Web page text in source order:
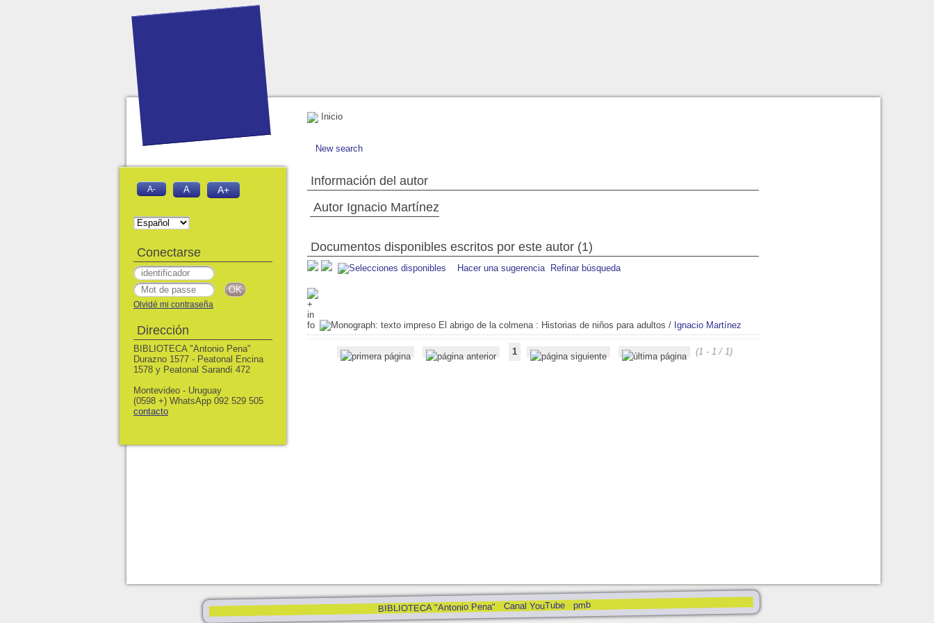
Inicio
New search
Información del autor
Autor Ignacio Martínez
Documentos disponibles escritos por este autor (1)
Hacer una sugerencia Refinar búsqueda
El abrigo de la colmena : Historias de niños para adultos / Ignacio Martínez
1 (1 - 1 / 1)
BIBLIOTECA "Antonio Pena" Canal YouTube pmb
A- A A+
Conectarse
Olvidé mi contraseña
Dirección
BIBLIOTECA "Antonio Pena"
Durazno 1577 - Peatonal Encina
1578 y Peatonal Sarandí 472
Montevideo - Uruguay
(0598 +) WhatsApp 092 529 505
contacto